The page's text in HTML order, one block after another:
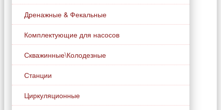
Дренажные & Фекальные
Комплектующие для насосов
Скважинные\Колодезные
Станции
Циркуляционные